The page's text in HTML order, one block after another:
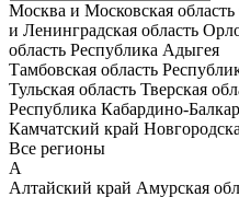
Москва и Московская область
и Ленинградская область
область Республика Адыгея
Тамбовская область
Тульская область Тверская
Республика Кабардино-
Камчатский край
Все регионы
А
Алтайский край Амурская